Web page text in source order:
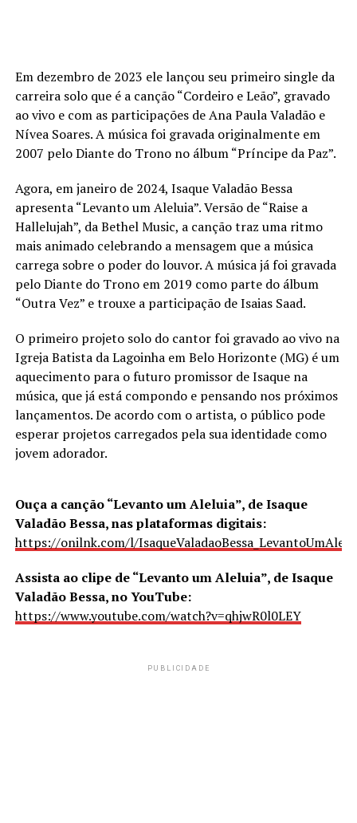
Em dezembro de 2023 ele lançou seu primeiro single da
carreira solo que é a canção “Cordeiro e Leão”, gravado
ao vivo e com as participações de Ana Paula Valadão e
Nívea Soares. A música foi gravada originalmente em
2007 pelo Diante do Trono no álbum “Príncipe da Paz”.
Agora, em janeiro de 2024, Isaque Valadão Bessa
apresenta “Levanto um Aleluia”. Versão de “Raise a
Hallelujah”, da Bethel Music, a canção traz uma ritmo
mais animado celebrando a mensagem que a música
carrega sobre o poder do louvor. A música já foi gravada
pelo Diante do Trono em 2019 como parte do álbum
“Outra Vez” e trouxe a participação de Isaias Saad.
O primeiro projeto solo do cantor foi gravado ao vivo na
Igreja Batista da Lagoinha em Belo Horizonte (MG) é um
aquecimento para o futuro promissor de Isaque na
música, que já está compondo e pensando nos próximos
lançamentos. De acordo com o artista, o público pode
esperar projetos carregados pela sua identidade como
jovem adorador.
Ouça a canção “Levanto um Aleluia”, de Isaque
Valadão Bessa, nas plataformas digitais:
https://onilnk.com/l/
Assista ao clipe de “Levanto um Aleluia”, de Isaque
Valadão Bessa, no YouTube:
https://www.youtube.com/watch?v=qhjwR0l0LEY
PUBLICIDADE